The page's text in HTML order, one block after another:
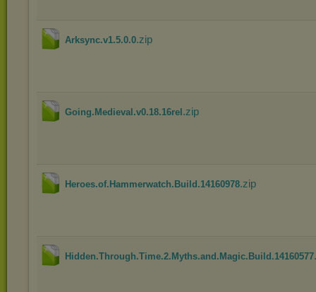
Arksync.v1.5.0.0.zip
Going.Medieval.v0.18.16rel .zip
Heroes.of.Hammerwatch.Build.14160978.zip
Hidden.Through.Time.2.Myths.and.Magic.Build.14160577